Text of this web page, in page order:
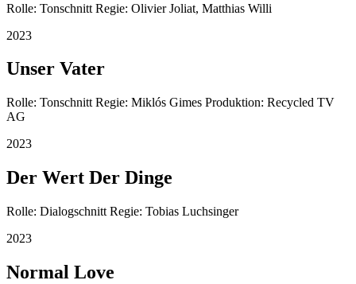
Rolle: Tonschnitt Regie: Olivier Joliat, Matthias Willi
2023
Unser Vater
Rolle: Tonschnitt Regie: Miklós Gimes Produktion: Recycled TV
AG
2023
Der Wert Der Dinge
Rolle: Dialogschnitt Regie: Tobias Luchsinger
2023
Normal Love